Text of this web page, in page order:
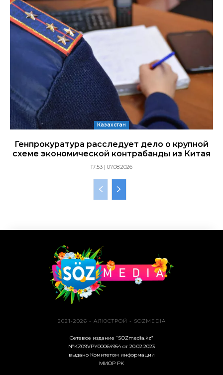
Казахстан
Генпрокуратура расследует дело о крупной
схеме экономической контрабанды из Китая
17:53 | 07.08.2026
2021-2026 - АЛЮСТРОЙ - SOZMEDIA
Сетевое издание “SOZmedia.kz”
№KZ09VPY00064954 от 20.02.2023
выдано Комитетом информации
МИОР РК